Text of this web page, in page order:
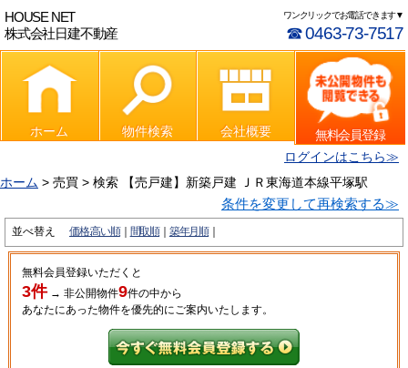
HOUSE NET
株式会社日建不動産
ワンクリックでお電話できます▼
☎ 0463-73-7517
ホーム 物件検索 会社概要
無料会員登録
ログインはこちら≫
ホーム > 売買 > 検索 【売戸建】新築戸建 ＪＲ東海道本線平塚駅
条件を変更して再検索する≫
並べ替え 価格:高い順 間取順 築年月順
無料会員登録いただくと
3件→ 非公開物件9件の中から
あなたにあった物件を優先的にご案内いたします。